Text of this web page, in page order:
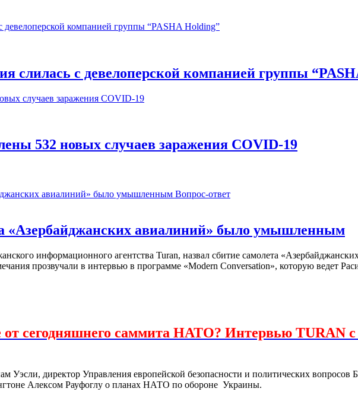
слилась с девелоперской компанией группы
532 новых случаев заражения COVID-19
Вопрос-ответ
«Азербайджанских авиалиний» было умышленным
информационного агентства Turan, назвал сбитие самолета
прозвучали в интервью в программе «Modern Conversation», которую ведет
от сегодняшнего саммита НАТО? Интервью TURAN
Уэсли, директор Управления европейской безопасности и политических
Алексом Рауфоглу о планах НАТО по обороне Украины.